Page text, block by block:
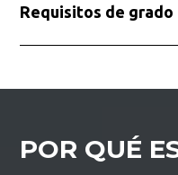
Requisitos de grado
POR QUÉ